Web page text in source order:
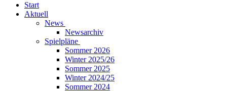
Start
Aktuell
News
Newsarchiv
Spielpläne
Sommer 2026
Winter 2025/26
Sommer 2025
Winter 2024/25
Sommer 2024